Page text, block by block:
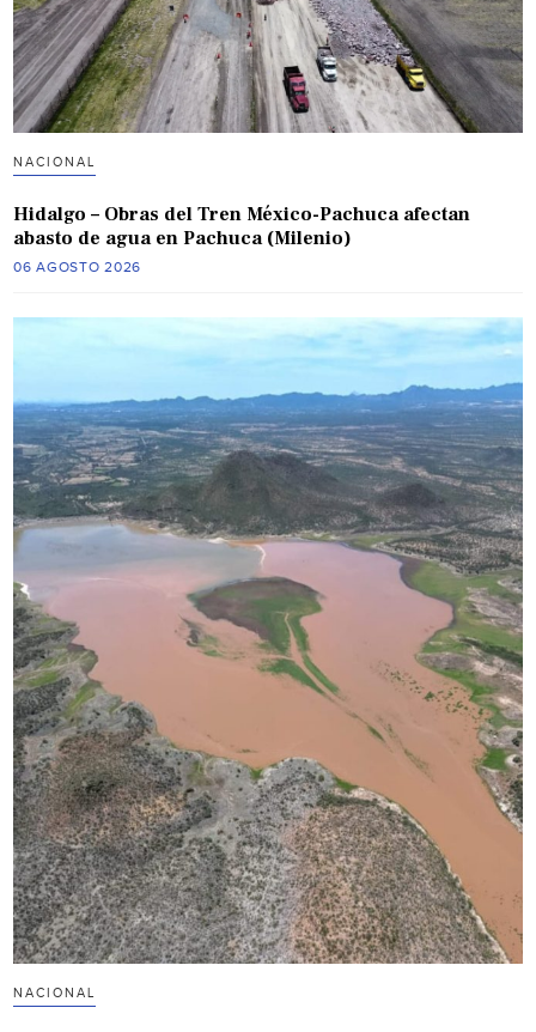
NACIONAL
Hidalgo – Obras del Tren México-Pachuca afectan
abasto de agua en Pachuca (Milenio)
06 AGOSTO 2026
NACIONAL